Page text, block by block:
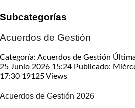
Subcategorías
Acuerdos de Gestión
Categoría: Acuerdos de Gestión
25 Junio 2026 15:24 Publicado:
17:30 19125 Views
Acuerdos de Gestión 2026